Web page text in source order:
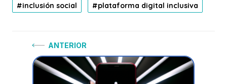
inclusión social
plataforma digital inclusiva
Navegación
ANTERIOR
Anterior: